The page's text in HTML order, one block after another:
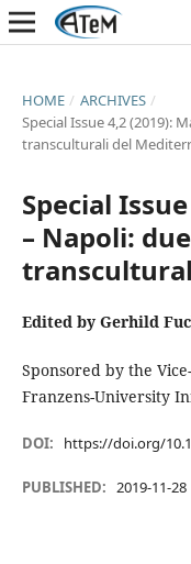
HOME / ARCHIVES /
Special Issue 4,2 (2019):
transculturali del
Special
– Napoli:
Edited by Gerhild
Sponsored by the
Franzens-University
DOI: https://doi.org/
PUBLISHED: 2019-11-28